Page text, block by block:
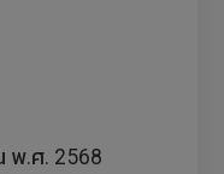
พ.ศ. 2568